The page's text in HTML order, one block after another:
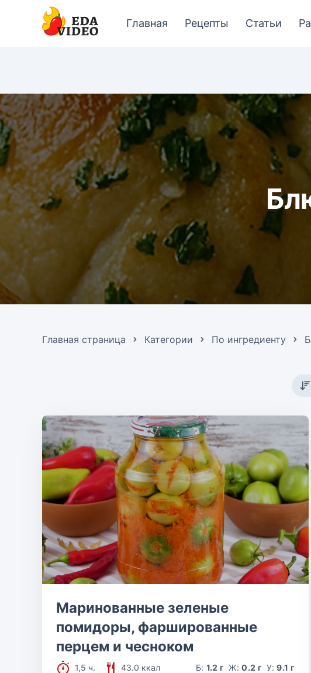
Главная Рецепты Статьи
Главная страница Категории По ингредиенту
Маринованные зеленые
помидоры, фаршированные
перцем и чесноком
1,5 ч. 43.0 ккал Б: 1.2 г Ж:0.2 г У:9.1 г